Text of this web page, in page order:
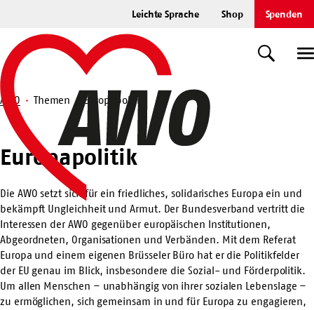
springen
Leichte Sprache Shop Spenden
Startseite
Suche
Suche
AWO Themen Europapolitik
Europapolitik
Europapolitik
Die AWO setzt sich für ein friedliches, solidarisches Europa ein und
bekämpft Ungleichheit und Armut. Der Bundesverband vertritt die
Interessen der AWO gegenüber europäischen Institutionen,
Abgeordneten, Organisationen und Verbänden. Mit dem Referat
Europa und einem eigenen Brüsseler Büro hat er die Politikfelder
der EU genau im Blick, insbesondere die Sozial- und Förderpolitik.
Um allen Menschen – unabhängig von ihrer sozialen Lebenslage –
zu ermöglichen, sich gemeinsam in und für Europa zu engagieren,